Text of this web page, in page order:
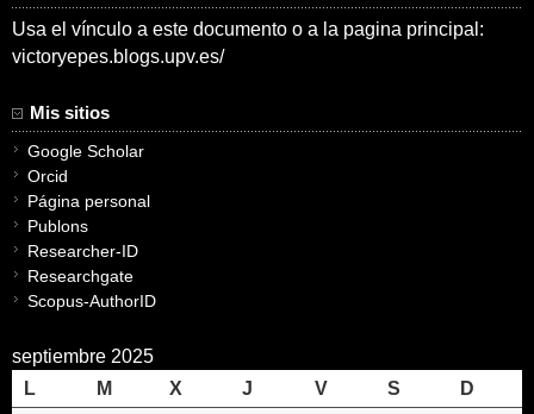
Usa el vínculo a este documento o a la pagina principal:
victoryepes.blogs.upv.es/
Mis sitios
Google Scholar
Orcid
Página personal
Publons
Researcher-ID
Researchgate
Scopus-AuthorID
septiembre 2025
L
M X J V S
D